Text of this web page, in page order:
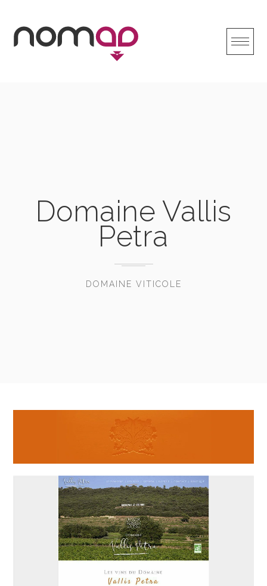
content
Domaine Vallis
Petra
DOMAINE VITICOLE